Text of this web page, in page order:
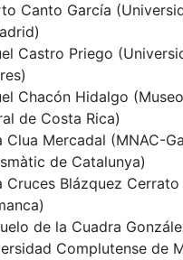
Canto García
Castro Priego
Chacón Hidalgo
de Costa Rica)
Clua Mercadal (MNAC-
de Catalunya)
Cruces Blázquez
de la Cuadra
Complutense de